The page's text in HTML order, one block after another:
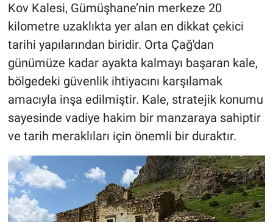
Kov Kalesi, Gümüşhane’nin merkeze 20
kilometre uzaklıkta yer alan en dikkat çekici
tarihi yapılarından biridir. Orta Çağ'dan
günümüze kadar ayakta kalmayı başaran kale,
bölgedeki güvenlik ihtiyacını karşılamak
amacıyla inşa edilmiştir. Kale, stratejik konumu
sayesinde vadiye hakim bir manzaraya sahiptir
ve tarih meraklıları için önemli bir duraktır.